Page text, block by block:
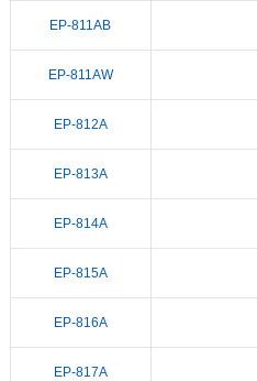
EP-811AB
EP-811AW
EP-812A
EP-813A
EP-814A
EP-815A
EP-816A
EP-817A